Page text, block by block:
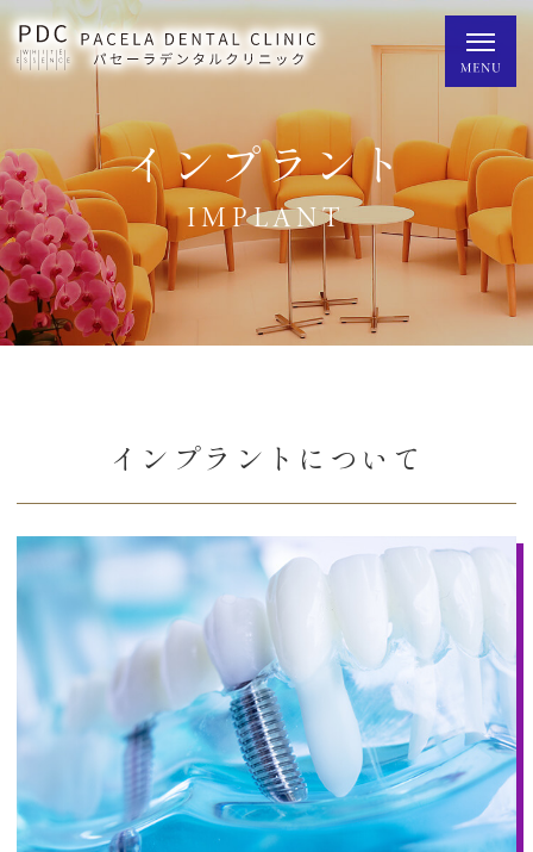
インプラント
IMPLANT
インプラントについて